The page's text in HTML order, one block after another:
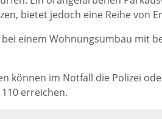
bietet jedoch eine Reihe von
einem Wohnungsumbau mit
können im Notfall die Polizei
erreichen.